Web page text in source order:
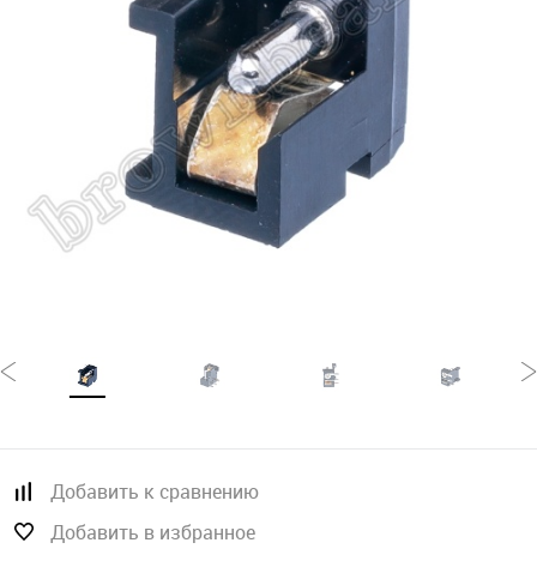
Добавить к сравнению
Добавить в избранное